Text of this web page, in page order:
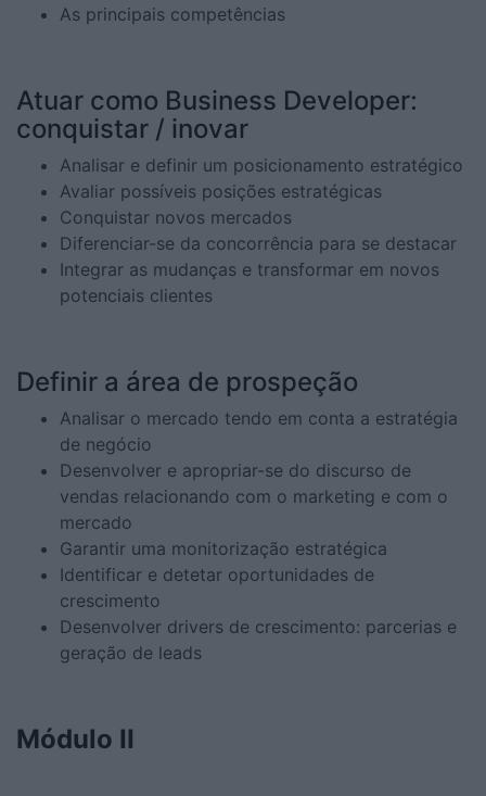
As principais competências
Atuar como Business Developer:
conquistar / inovar
Analisar e definir um posicionamento estratégico
Avaliar possíveis posições estratégicas
Conquistar novos mercados
Diferenciar-se da concorrência para se destacar
Integrar as mudanças e transformar em novos
potenciais clientes
Definir a área de prospeção
Analisar o mercado tendo em conta a estratégia
de negócio
Desenvolver e apropriar-se do discurso de
vendas relacionando com o marketing e com o
mercado
Garantir uma monitorização estratégica
Identificar e detetar oportunidades de
crescimento
Desenvolver drivers de crescimento: parcerias e
geração de leads
Módulo II